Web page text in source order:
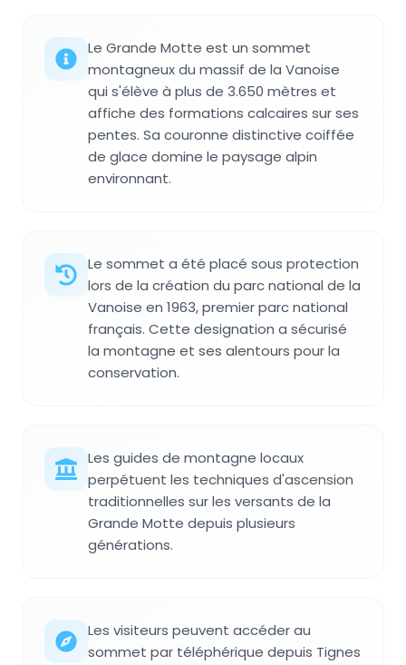
Le Grande Motte est un sommet
montagneux du massif de la Vanoise
qui s'élève à plus de 3.650 mètres et
affiche des formations calcaires sur ses
pentes. Sa couronne distinctive coiffée
de glace domine le paysage alpin
environnant.
Le sommet a été placé sous protection
lors de la création du parc national de la
Vanoise en 1963, premier parc national
français. Cette designation a sécurisé
la montagne et ses alentours pour la
conservation.
Les guides de montagne locaux
perpétuent les techniques d'ascension
traditionnelles sur les versants de la
Grande Motte depuis plusieurs
générations.
Les visiteurs peuvent accéder au
sommet par téléphérique depuis Tignes